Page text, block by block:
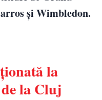
și Wimbledon.
la
la Cluj